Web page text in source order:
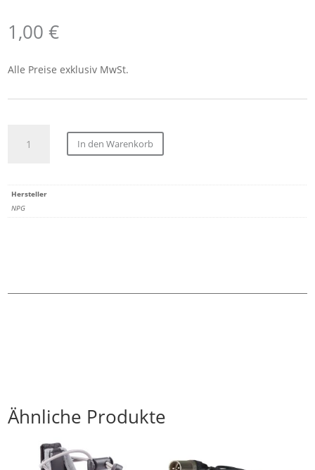
1,00€
Alle Preise exklusiv MwSt.
BESTELLUNG
In den Warenkorb
Hersteller
NPG
Ähnliche Produkte